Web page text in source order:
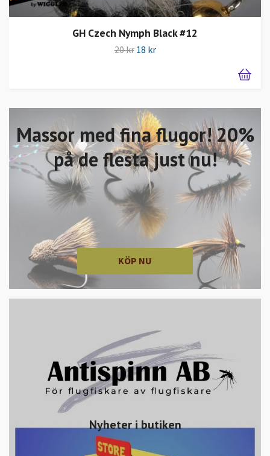
Massor med fina flugor! 20%
på de flesta just nu!
KÖP NU
Nyheter i butiken
GH Czech Nymph Black #12
20 kr 18 kr